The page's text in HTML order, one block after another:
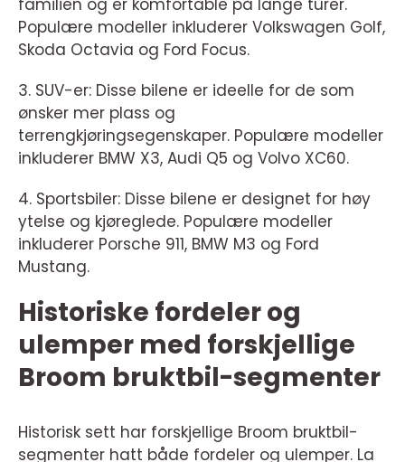
familien og er komfortable på lange turer.
Populære modeller inkluderer Volkswagen Golf,
Skoda Octavia og Ford Focus.
3. SUV-er: Disse bilene er ideelle for de som
ønsker mer plass og
terrengkjøringsegenskaper. Populære modeller
inkluderer BMW X3, Audi Q5 og Volvo XC60.
4. Sportsbiler: Disse bilene er designet for høy
ytelse og kjøreglede. Populære modeller
inkluderer Porsche 911, BMW M3 og Ford
Mustang.
Historiske fordeler og
ulemper med forskjellige
Broom bruktbil-segmenter
Historisk sett har forskjellige Broom bruktbil-
segmenter hatt både fordeler og ulemper. La